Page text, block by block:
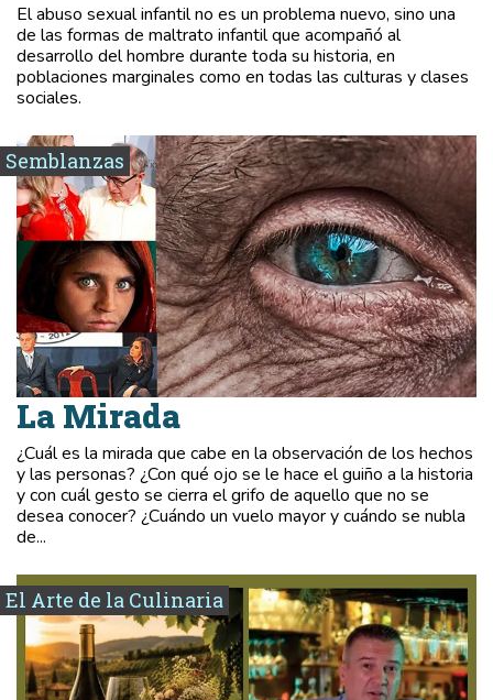
El abuso sexual infantil no es un problema nuevo, sino una
de las formas de maltrato infantil que acompañó al
desarrollo del hombre durante toda su historia, en
poblaciones marginales como en todas las culturas y clases
sociales.
Semblanzas
La Mirada
¿Cuál es la mirada que cabe en la observación de los hechos
y las personas? ¿Con qué ojo se le hace el guiño a la historia
y con cuál gesto se cierra el grifo de aquello que no se
desea conocer? ¿Cuándo un vuelo mayor y cuándo se nubla
de...
El Arte de la Culinaria